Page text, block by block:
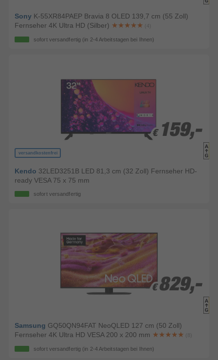
Sony K-55XR84PAEP Bravia 8 OLED 139,7 cm (55 Zoll)
Fernseher 4K Ultra HD (Silber)
(4)
sofort versandfertig (in 2-4 Arbeitstagen bei Ihnen)
versandkostenfrei
€ 159,-
€ 159,-
Kendo 32LED3251B LED 81,3 cm (32 Zoll) Fernseher HD-
ready VESA 75 x 75 mm
sofort versandfertig
€ 829,-
€ 829,-
Samsung GQ50QN94FAT NeoQLED 127 cm (50 Zoll)
Fernseher 4K Ultra HD VESA 200 x 200 mm
(8)
sofort versandfertig (in 2-4 Arbeitstagen bei Ihnen)